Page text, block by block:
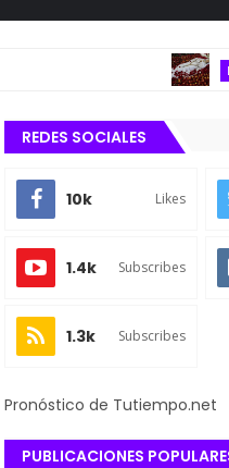
REDES SOCIALES
10k Likes
1.4k Subscribes
1.3k Subscribes
Pronóstico de Tutiempo.net
PUBLICACIONES